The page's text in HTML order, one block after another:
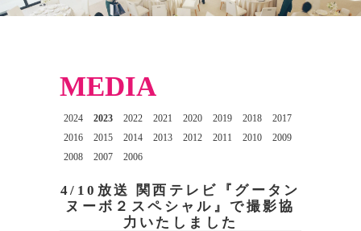
MEDIA
2024 2023 2022 2021 2020 2019 2018
2017
2016
2015 2014 2013 2012 2011 2010
2009
2008
2007 2006
4/10放送 関西テレビ『グータン
ヌーボ２スペシャル』で撮影協
力いたしました